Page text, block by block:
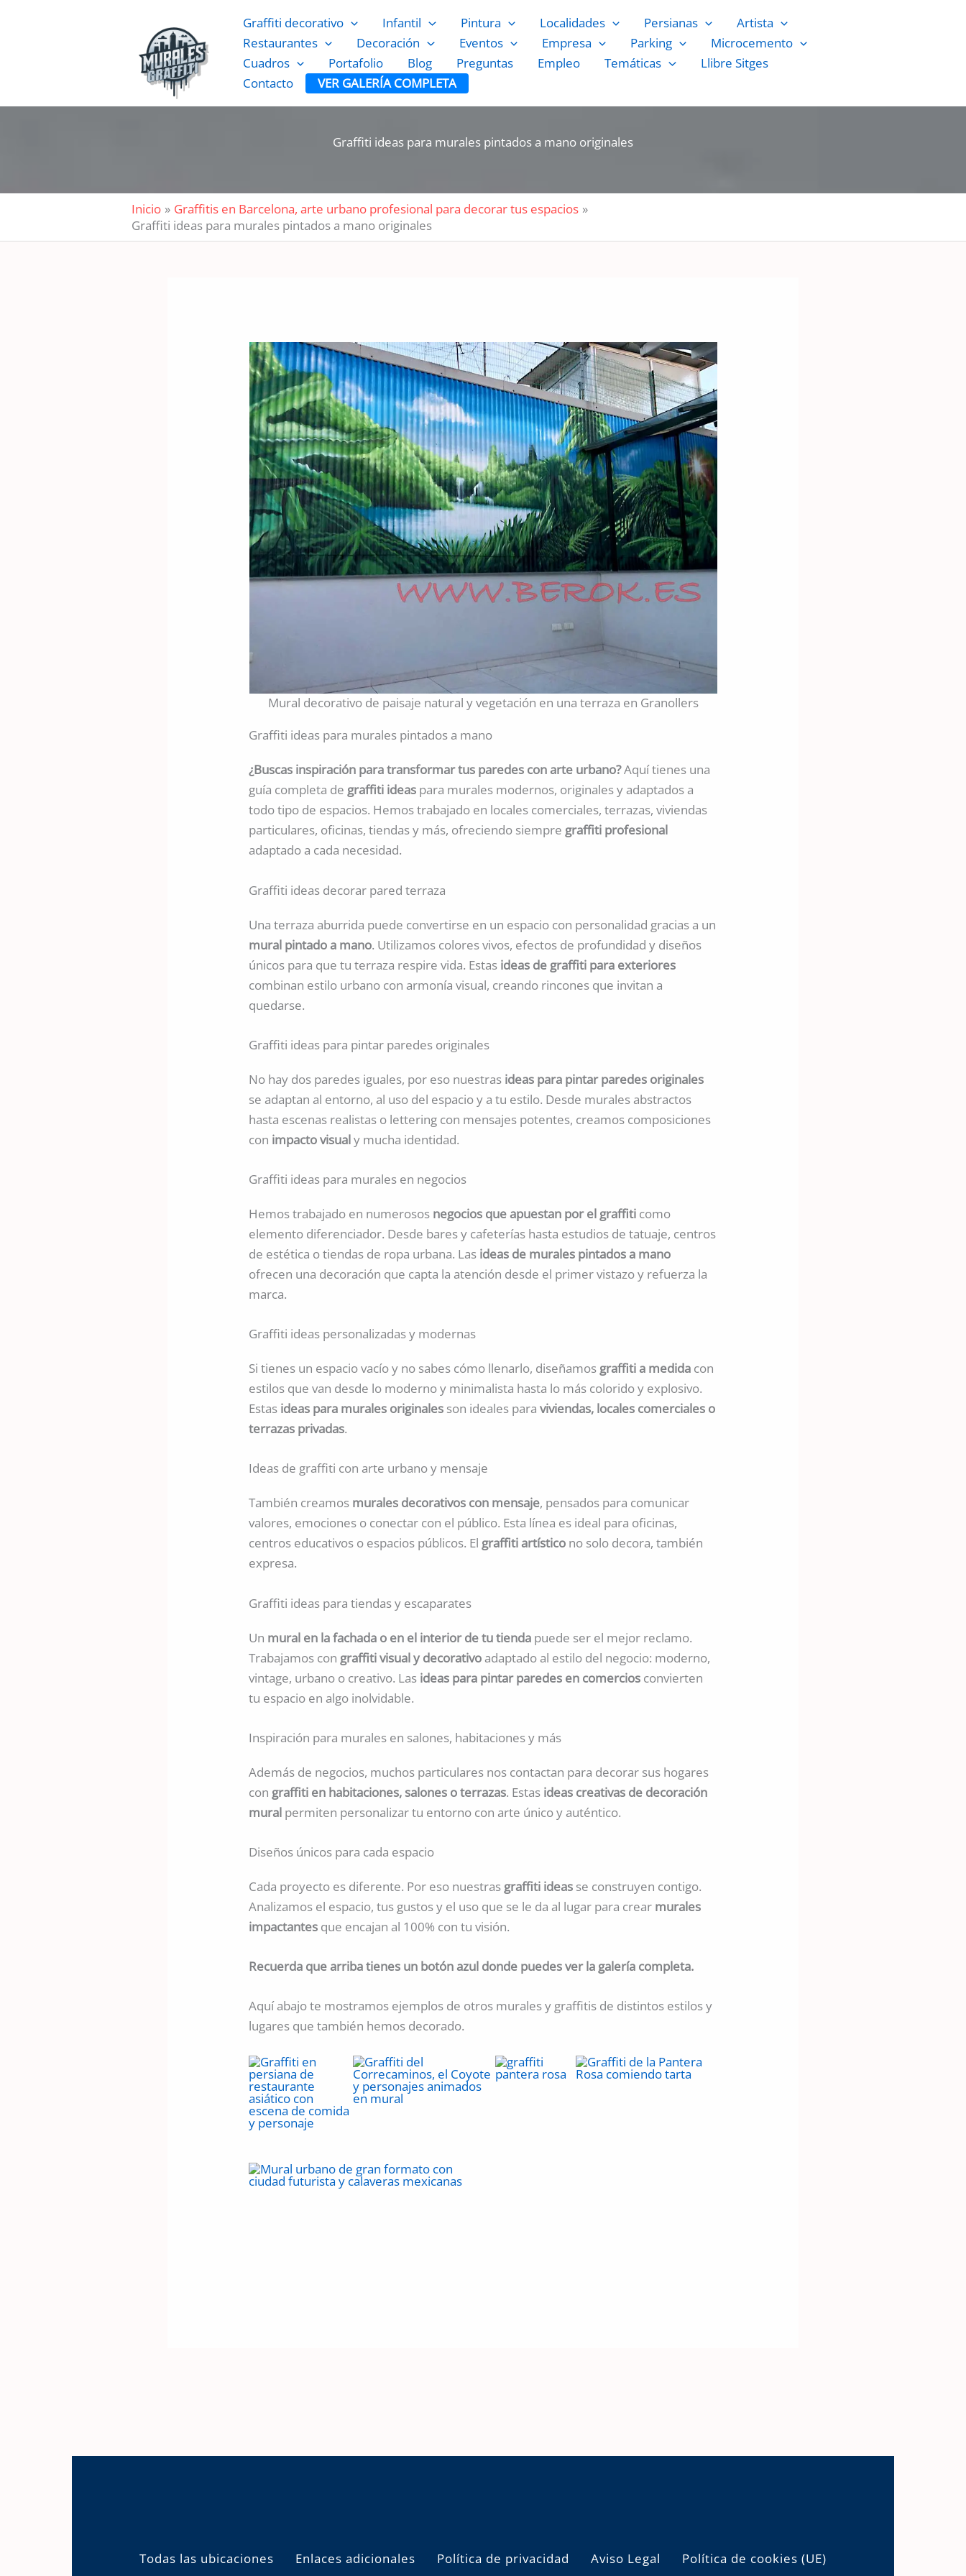
Graffiti decorativo Infantil Pintura Localidades Persianas
Artista
Restaurantes
Decoración Eventos Empresa Parking
Microcemento
Cuadros
Portafolio Blog Preguntas Empleo Temáticas
Llibre Sitges
Contacto
VER GALERÍA COMPLETA
Graffiti ideas para murales pintados a mano originales
Inicio
Graffitis en Barcelona, arte urbano profesional para decorar tus espacios
Graffiti ideas para murales pintados a mano originales
Mural decorativo de paisaje natural y vegetación en una terraza en Granollers
Graffiti ideas para murales pintados a mano
¿Buscas inspiración para transformar tus paredes con arte urbano?Aquí tienes una
guía completa de graffiti ideas para murales modernos, originales y adaptados a
todo tipo de espacios. Hemos trabajado en locales comerciales, terrazas, viviendas
particulares, oficinas, tiendas y más, ofreciendo siempre graffiti profesional
adaptado a cada necesidad.
Graffiti ideas decorar pared terraza
Una terraza aburrida puede convertirse en un espacio con personalidad gracias a un
mural pintado a mano. Utilizamos colores vivos, efectos de profundidad y diseños
únicos para que tu terraza respire vida. Estas ideas de graffiti para exteriores
combinan estilo urbano con armonía visual, creando rincones que invitan a
quedarse.
Graffiti ideas para pintar paredes originales
No hay dos paredes iguales, por eso nuestras ideas para pintar paredes originales
se adaptan al entorno, al uso del espacio y a tu estilo. Desde murales abstractos
hasta escenas realistas o lettering con mensajes potentes, creamos composiciones
con impacto visualy mucha identidad.
Graffiti ideas para murales en negocios
Hemos trabajado en numerosos negocios que apuestan por el graffiti como
elemento diferenciador. Desde bares y cafeterías hasta estudios de tatuaje, centros
de estética o tiendas de ropa urbana. Las ideas de murales pintados a mano
ofrecen una decoración que capta la atención desde el primer vistazo y refuerza la
marca.
Graffiti ideas personalizadas y modernas
Si tienes un espacio vacío y no sabes cómo llenarlo, diseñamos graffiti a medida con
estilos que van desde lo moderno y minimalista hasta lo más colorido y explosivo.
Estas ideas para murales originales son ideales paraviviendas, locales comerciales o
terrazas privadas.
Ideas de graffiti con arte urbano y mensaje
También creamos murales decorativos con mensaje, pensados para comunicar
valores, emociones o conectar con el público. Esta línea es ideal para oficinas,
centros educativos o espacios públicos. El graffiti artístico no solo decora, también
expresa.
Graffiti ideas para tiendas y escaparates
Un mural en la fachada o en el interior de tu tienda puede ser el mejor reclamo.
Trabajamos con graffiti visual y decorativo adaptado al estilo del negocio: moderno,
vintage, urbano o creativo. Las ideas para pintar paredes en comercios convierten
tu espacio en algo inolvidable.
Inspiración para murales en salones, habitaciones y más
Además de negocios, muchos particulares nos contactan para decorar sus hogares
con graffiti en habitaciones, salones o terrazas. Estas ideas creativas de decoración
mural permiten personalizar tu entorno con arte único y auténtico.
Diseños únicos para cada espacio
Cada proyecto es diferente. Por eso nuestras graffiti ideas se construyen contigo.
Analizamos el espacio, tus gustos y el uso que se le da al lugar para crear murales
impactantes que encajan al 100% con tu visión.
Recuerda que arriba tienes un botón azul donde puedes ver la galería completa.
Aquí abajo te mostramos ejemplos de otros murales y graffitis de distintos estilos y
lugares que también hemos decorado.
Todas las ubicaciones Enlaces adicionales Política de privacidad Aviso Legal
Política de cookies (UE)